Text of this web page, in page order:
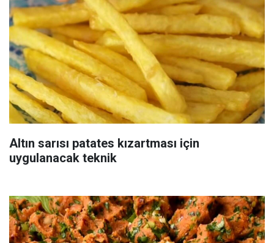
Altın sarısı patates kızartması için
uygulanacak teknik